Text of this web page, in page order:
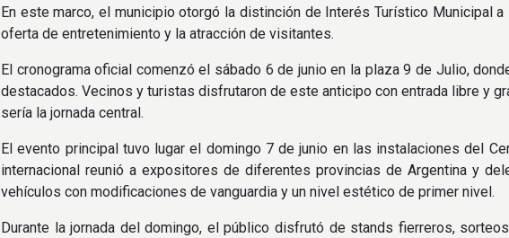
En este marco, el municipio otorgó la distinción de Interés Turístico Municipal
oferta de entretenimiento y la atracción de visitantes.
El cronograma oficial comenzó el sábado 6 de junio en la plaza 9 de Julio,
destacados. Vecinos y turistas disfrutaron de este anticipo con entrada libre y
sería la jornada central.
El evento principal tuvo lugar el domingo 7 de junio en las instalaciones del
internacional reunió a expositores de diferentes provincias de Argentina y
vehículos con modificaciones de vanguardia y un nivel estético de primer nivel.
Durante la jornada del domingo, el público disfrutó de stands fierreros,